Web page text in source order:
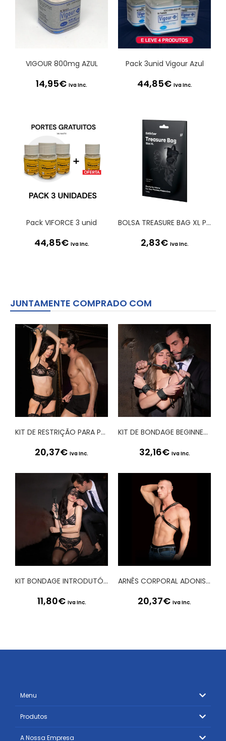
VIGOUR 800mg AZUL
14,95€ Iva Inc.
Pack 3unid Vigour Azul
44,85€ Iva Inc.
Pack VIFORCE 3 unid
44,85€ Iva Inc.
BOLSA TREASURE BAG XL PRETA SATISFYER
2,83€ Iva Inc.
JUNTAMENTE COMPRADO COM
KIT DE RESTRIÇÃO PARA PORTA DOOR RESTRAINT SET OUCH! PRETO
20,37€ Iva Inc.
KIT DE BONDAGE BEGINNERS BONDAGE KIT OUCH! PRETO
32,16€ Iva Inc.
KIT BONDAGE INTRODUTÓRIO 3 PRETO OUCH!
11,80€ Iva Inc.
ARNÊS CORPORAL ADONIS OUCH!
20,37€ Iva Inc.
Menu
Produtos
A Nossa Empresa